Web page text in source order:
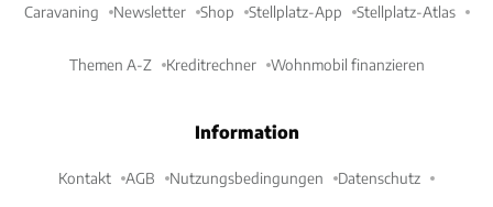
Caravaning Newsletter Shop Stellplatz-App Stellplatz-Atlas
Themen A-Z Kreditrechner Wohnmobil finanzieren
Information
Kontakt AGB Nutzungsbedingungen Datenschutz